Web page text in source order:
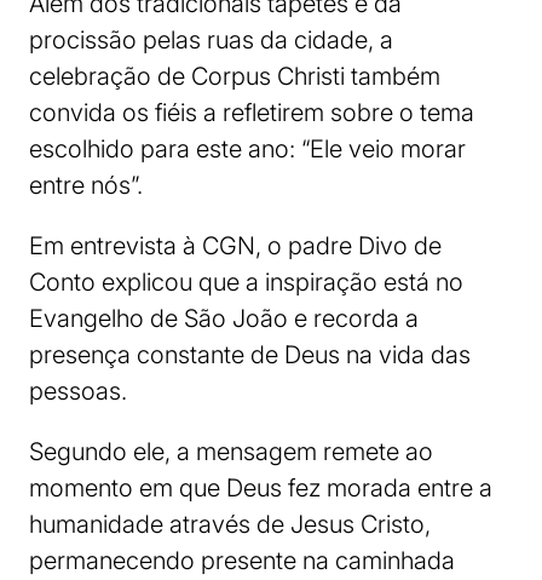
procissão pelas ruas da cidade, a
celebração de Corpus Christi também
convida os fiéis a refletirem sobre o tema
escolhido para este ano: “Ele veio morar
entre nós”.
Em entrevista à CGN, o padre Divo de
Conto explicou que a inspiração está no
Evangelho de São João e recorda a
presença constante de Deus na vida das
pessoas.
Segundo ele, a mensagem remete ao
momento em que Deus fez morada entre a
humanidade através de Jesus Cristo,
permanecendo presente na caminhada